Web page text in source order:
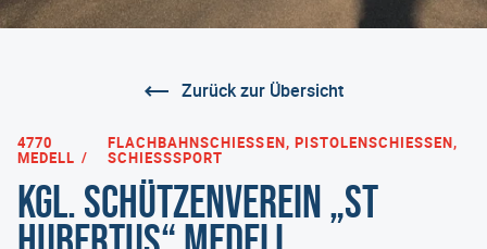
Zurück zur Übersicht
4770
MEDELL
FLACHBAHNSCHIESSEN, PISTOLENSCHIESSEN, SC
HIESSSPORT
Kgl. Schützenverein „St